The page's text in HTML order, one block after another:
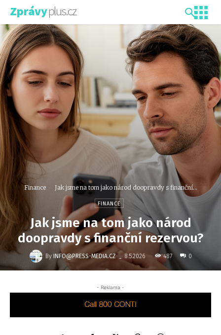
Zprávyplus.cz
Finance Jak jsme na tom jako národ doopravdy s finanční...
FINANCE
Jak jsme na tom jako národ
doopravdy s finanční rezervou?
By INFO@PRESS-MEDIA.CZ - 8.5.2026 487 0
- Reklama -